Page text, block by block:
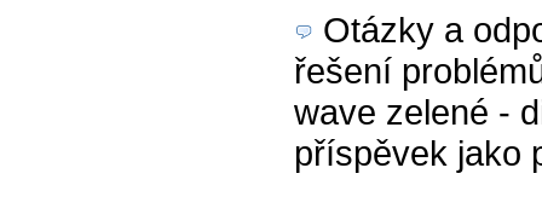
Otázky a
řešení
wave zelené -
příspěvek jako